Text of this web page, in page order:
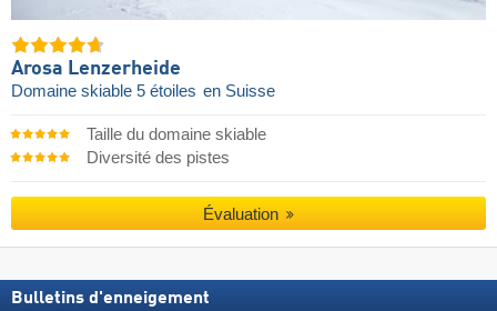
Arosa Lenzerheide
Domaine skiable 5 étoiles en Suisse
Taille du domaine skiable
Diversité des pistes
Évaluation
Bulletins d'enneigement